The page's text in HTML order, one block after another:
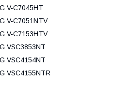
V-C7045HT
V-C7051NTV
V-C7153HTV
VSC3853NT
VSC4154NT
VSC4155NTR